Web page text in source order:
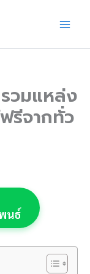
วมแหล่ง
รีจากทั่ว
นธ์